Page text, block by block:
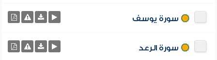
سورة يوسف
سورة الرعد